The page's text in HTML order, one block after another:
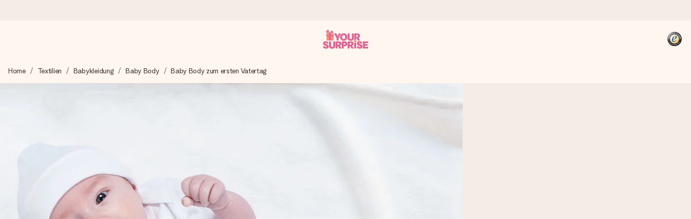
Wir bereiten dein Geschenk sorgfältig vor und schicken es blitzschnell – damit du es genau zum richtigen Zeitpunkt überreichen kannst, wenn es am meisten
zählt.
+49 39292 929695
Montag - Freitag : 8:30 - 17:00 Uhr
Samstag - Sonntag : 8:30 - 13:00 Uhr
Home Textilien Babykleidung Baby Body Baby Body zum ersten Vatertag